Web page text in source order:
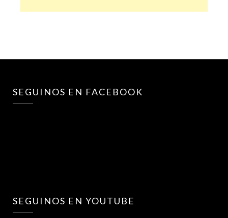
SEGUINOS EN FACEBOOK
SEGUINOS EN YOUTUBE